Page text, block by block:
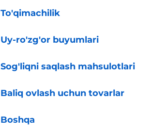
To'qimachilik
Uy-ro'zg'or buyumlari
Sog'liqni saqlash mahsulotlari
Baliq ovlash uchun tovarlar
Boshqa